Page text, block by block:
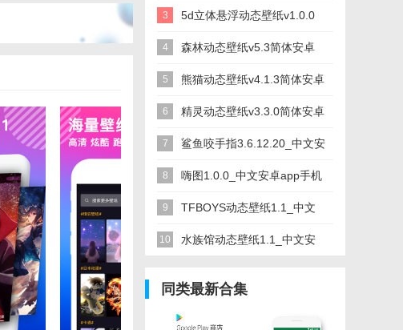
安卓app手机软件下载
3 5d立体悬浮动态壁纸v1.0.0
简体安卓app手机软件下载
4 森林动态壁纸v5.3简体安卓
app手机软件下载
5 熊猫动态壁纸v4.1.3简体安卓
app手机软件下载
6 精灵动态壁纸v3.3.0简体安卓
app手机软件下载
7 鲨鱼咬手指3.6.12.20_中文安
卓app手机软件下载
8 嗨图1.0.0_中文安卓app手机
软件下载
9 TFBOYS动态壁纸1.1_中文
安卓app手机软件下载
10 水族馆动态壁纸1.1_中文安
同类最新合集